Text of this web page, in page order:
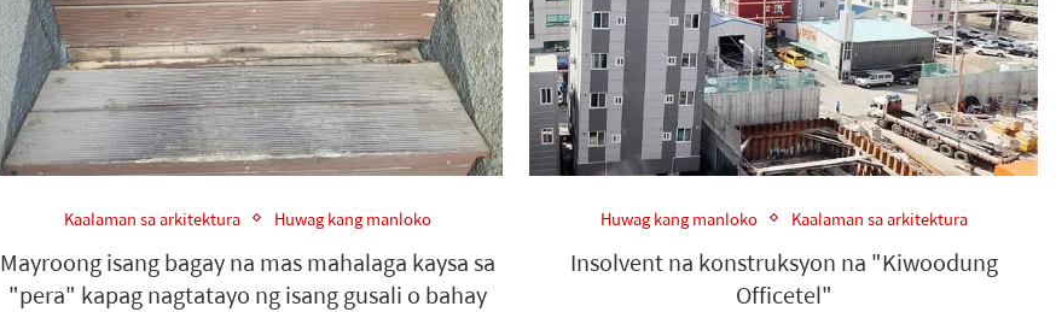
Kaalaman sa arkitektura Huwag kang manloko
Mayroong isang bagay na mas mahalaga kaysa sa
"pera" kapag nagtatayo ng isang gusali o bahay
Huwag kang manloko Kaalaman sa arkitektura
Insolvent na konstruksyon na "Kiwoodung
Officetel"